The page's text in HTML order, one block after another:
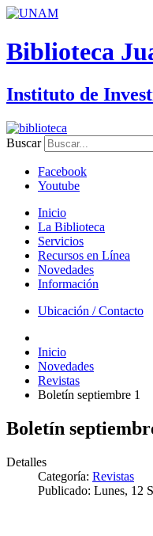
Biblioteca
Instituto de
Buscar
Facebook
Youtube
Inicio
La Biblioteca
Servicios
Recursos en Línea
Novedades
Información
Ubicación / Contacto
Inicio
Novedades
Revistas
Boletín septiembre 1
Boletín
Detalles
Categoría: Revistas
Publicado: Lunes, 12